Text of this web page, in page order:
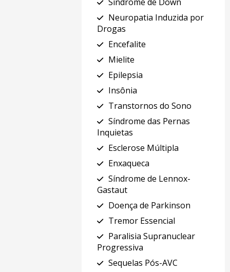
Neuropatia Induzida por
Drogas
Encefalite
Mielite
Epilepsia
Insônia
Transtornos do Sono
Síndrome das Pernas
Inquietas
Esclerose Múltipla
Enxaqueca
Síndrome de Lennox-
Gastaut
Doença de Parkinson
Tremor Essencial
Paralisia Supranuclear
Progressiva
Sequelas Pós-AVC